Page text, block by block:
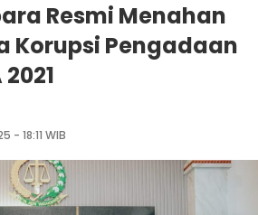
Resmi Menahan
Korupsi Pengadaan
- 18:11 WIB